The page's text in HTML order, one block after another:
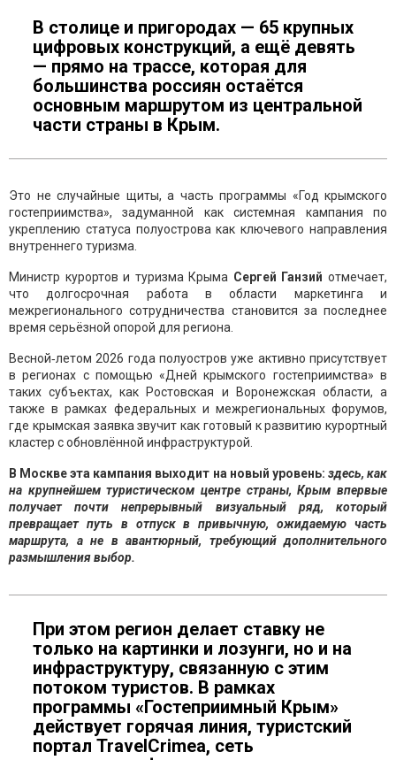
В столице и пригородах — 65 крупных
цифровых конструкций, а ещё девять
— прямо на трассе, которая для
большинства россиян остаётся
основным маршрутом из центральной
части страны в Крым.
Это не случайные щиты, а часть программы «Год крымского
гостеприимства», задуманной как системная кампания по
укреплению статуса полуострова как ключевого направления
внутреннего туризма.
Министр курортов и туризма Крыма Сергей Ганзийотмечает,
что долгосрочная работа в области маркетинга и
межрегионального сотрудничества становится за последнее
время серьёзной опорой для региона.
Весной‑летом 2026 года полуостров уже активно присутствует
в регионах с помощью «Дней крымского гостеприимства» в
таких субъектах, как Ростовская и Воронежская области, а
также в рамках федеральных и межрегиональных форумов,
где крымская заявка звучит как готовый к развитию курортный
кластер с обновлённой инфраструктурой.
В Москве эта кампания выходит на новый уровень: здесь, как
на крупнейшем туристическом центре страны, Крым впервые
получает почти непрерывный визуальный ряд, который
превращает путь в отпуск в привычную, ожидаемую часть
маршрута, а не в авантюрный, требующий дополнительного
размышления выбор.
При этом регион делает ставку не
только на картинки и лозунги, но и на
инфраструктуру, связанную с этим
потоком туристов. В рамках
программы «Гостеприимный Крым»
действует горячая линия, туристский
портал TravelCrimea, сеть